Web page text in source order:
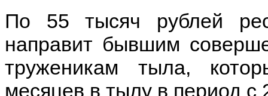
По 55 тысяч рублей
направит бывшим
труженикам тыла,
месяцев в тылу в период